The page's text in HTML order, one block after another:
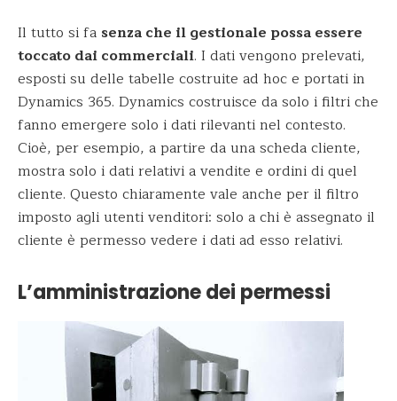
Il tutto si fa senza che il gestionale possa essere
toccato dai commerciali. I dati vengono prelevati,
esposti su delle tabelle costruite ad hoc e portati in
Dynamics 365. Dynamics costruisce da solo i filtri che
fanno emergere solo i dati rilevanti nel contesto.
Cioè, per esempio, a partire da una scheda cliente,
mostra solo i dati relativi a vendite e ordini di quel
cliente. Questo chiaramente vale anche per il filtro
imposto agli utenti venditori: solo a chi è assegnato il
cliente è permesso vedere i dati ad esso relativi.
L’amministrazione dei permessi